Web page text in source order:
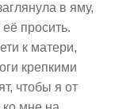
в яму,
просить.
к матери,
крепкими
чтобы я от